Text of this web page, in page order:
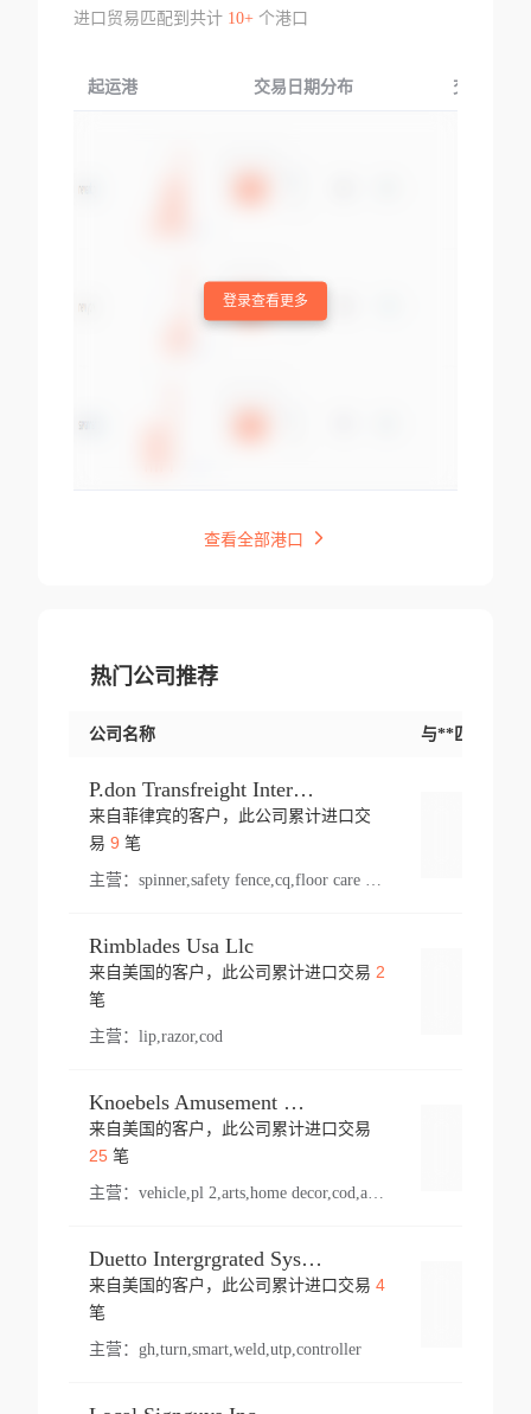
进口贸易匹配到共计 10+个港口
起运港 交易日期分布 交易产品
登录查看更多
查看全部港口
热门公司推荐
公司名称 与**匹配交易
P.don Transfreight International
来自菲律宾的客户，此公司累计进口交
易 9 笔
主营：
Rimblades Usa Llc
来自美国的客户，此公司累计进口交易 2
笔
主营： lip,razor,cod
Knoebels Amusement Resort
来自美国的客户，此公司累计进口交易
25笔
主营： vehicle,pl 2,arts,home decor,cod,amusement ride,sea
Duetto Intergrgrated Systems Inc.
来自美国的客户，此公司累计进口交易 4
笔
主营： gh,turn,smart,weld,utp,controller